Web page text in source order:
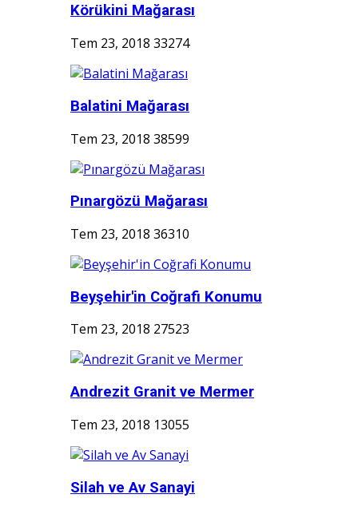
Körükini Mağarası
Tem 23, 2018 33274
Balatini Mağarası
Tem 23, 2018 38599
Pınargözü Mağarası
Tem 23, 2018 36310
Beyşehir'in Coğrafi Konumu
Tem 23, 2018 27523
Andrezit Granit ve Mermer
Tem 23, 2018 13055
Silah ve Av Sanayi